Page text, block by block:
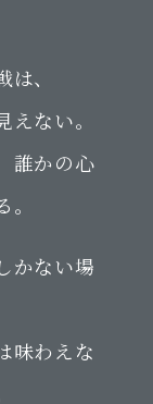
は、
えない。
誰かの心
。
かない場
味わえな